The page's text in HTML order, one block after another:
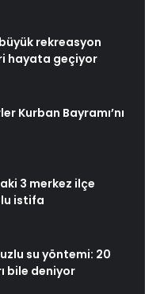
büyük rekreasyon
hayata geçiyor
Kurban Bayramı’nı
3 merkez ilçe
istifa
su yöntemi: 20
bile deniyor